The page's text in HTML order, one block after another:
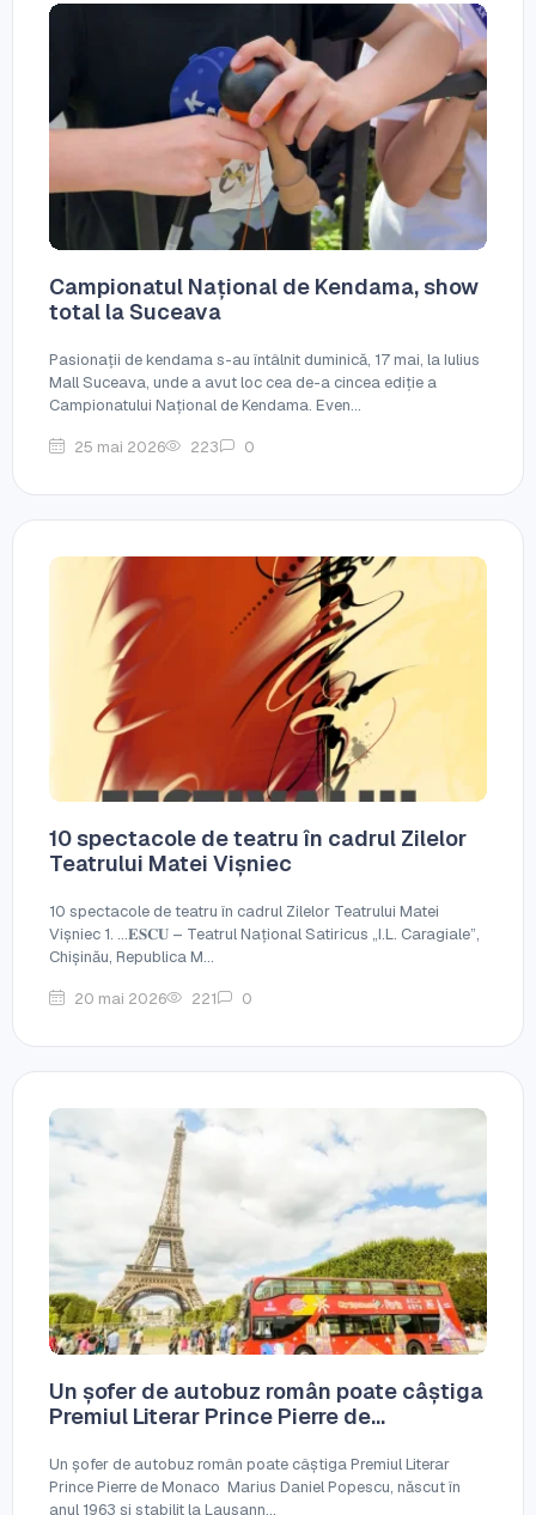
Campionatul Național de Kendama, show
total la Suceava
Pasionații de kendama s-au întâlnit duminică, 17 mai, la Iulius
Mall Suceava, unde a avut loc cea de-a cincea ediție a
Campionatului Național de Kendama. Even...
25 mai 2026 223 0
10 spectacole de teatru în cadrul Zilelor
Teatrului Matei Vișniec
10 spectacole de teatru în cadrul Zilelor Teatrului Matei
Vișniec 1. ...𝐄𝐒𝐂𝐔 – Teatrul Național Satiricus „I.L. Caragiale”,
Chișinău, Republica M...
20 mai 2026 221 0
Un șofer de autobuz român poate câștiga
Premiul Literar Prince Pierre de...
Un șofer de autobuz român poate câștiga Premiul Literar
Prince Pierre de Monaco Marius Daniel Popescu, născut în
anul 1963 și stabilit la Lausann...